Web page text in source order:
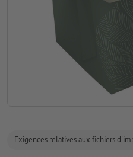
Exigences relatives aux fichiers